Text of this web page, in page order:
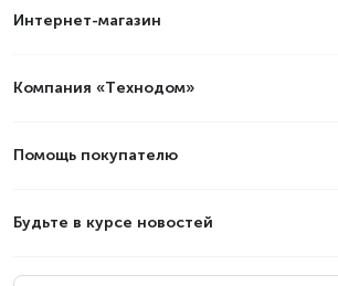
Интернет-магазин
Компания «Технодом»
Помощь покупателю
Будьте в курсе новостей